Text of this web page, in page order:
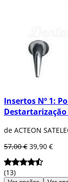
Insertos Nº 1:
de ACTEON
57,00 € 39,90 €
(13)